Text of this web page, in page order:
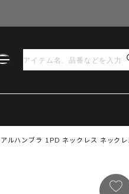
ルハンブラ 1PD ネックレス ネック